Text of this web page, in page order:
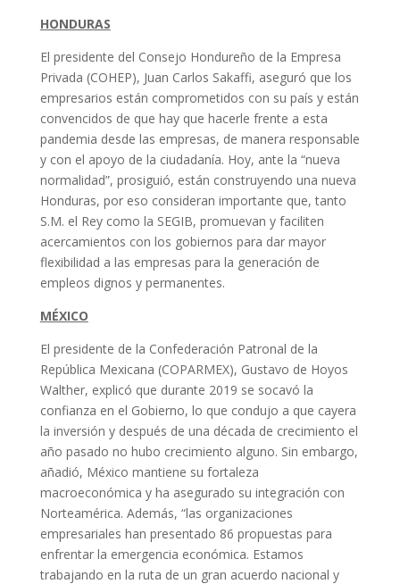
HONDURAS
El presidente del Consejo Hondureño de la Empresa
Privada (COHEP), Juan Carlos Sakaffi, aseguró que los
empresarios están comprometidos con su país y están
convencidos de que hay que hacerle frente a esta
pandemia desde las empresas, de manera responsable
y con el apoyo de la ciudadanía. Hoy, ante la “nueva
normalidad”, prosiguió, están construyendo una nueva
Honduras, por eso consideran importante que, tanto
S.M. el Rey como la SEGIB, promuevan y faciliten
acercamientos con los gobiernos para dar mayor
flexibilidad a las empresas para la generación de
empleos dignos y permanentes.
MÉXICO
El presidente de la Confederación Patronal de la
República Mexicana (COPARMEX), Gustavo de Hoyos
Walther, explicó que durante 2019 se socavó la
confianza en el Gobierno, lo que condujo a que cayera
la inversión y después de una década de crecimiento el
año pasado no hubo crecimiento alguno. Sin embargo,
añadió, México mantiene su fortaleza
macroeconómica y ha asegurado su integración con
Norteamérica. Además, “las organizaciones
empresariales han presentado 86 propuestas para
enfrentar la emergencia económica. Estamos
trabajando en la ruta de un gran acuerdo nacional y